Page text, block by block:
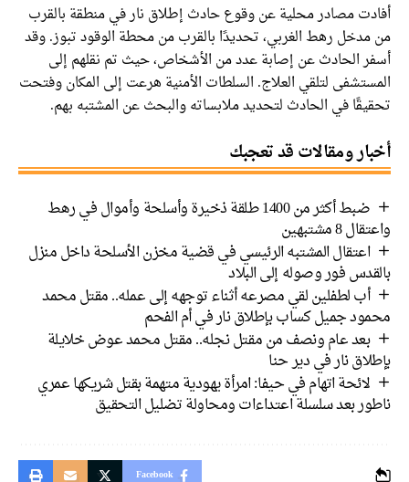
أفادت مصادر محلية عن وقوع حادث إطلاق نار في منطقة بالقرب
من مدخل رهط الغربي، تحديدًا بالقرب من محطة الوقود تبوز. وقد
أسفر الحادث عن إصابة عدد من الأشخاص، حيث تم نقلهم إلى
المستشفى لتلقي العلاج. السلطات الأمنية هرعت إلى المكان وفتحت
تحقيقًا في الحادث لتحديد ملابساته والبحث عن المشتبه بهم.
أخبار ومقالات قد تعجبك
ضبط أكثر من 1400 طلقة ذخيرة وأسلحة وأموال في رهط
واعتقال 8 مشتبهين
اعتقال المشتبه الرئيسي في قضية مخزن الأسلحة داخل منزل
بالقدس فور وصوله إلى البلاد
أب لطفلين لقي مصرعه أثناء توجهه إلى عمله.. مقتل محمد
محمود جميل كساب بإطلاق نار في أم الفحم
بعد عام ونصف من مقتل نجله.. مقتل محمد عوض خلايلة
بإطلاق نار في دير حنا
لائحة اتهام في حيفا: امرأة يهودية متهمة بقتل شريكها عمري
ناطور بعد سلسلة اعتداءات ومحاولة تضليل التحقيق
Facebook